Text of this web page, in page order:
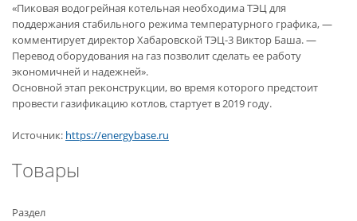
«Пиковая водогрейная котельная необходима ТЭЦ для
поддержания стабильного режима температурного графика, —
комментирует директор Хабаровской ТЭЦ-3 Виктор Баша. —
Перевод оборудования на газ позволит сделать ее работу
экономичней и надежней».
Основной этап реконструкции, во время которого предстоит
провести газификацию котлов, стартует в 2019 году.
Источник: https://energybase.ru
Товары
Раздел